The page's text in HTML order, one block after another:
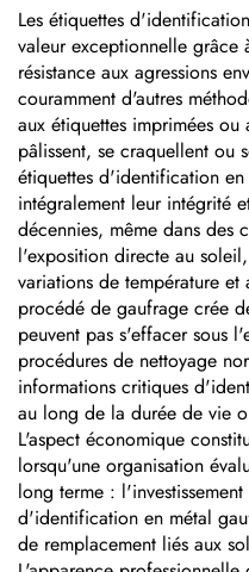
sérigraphie ou impression
offset, plaque métallique
en relief portant le nom
de la marque
Les étiquettes
valeur exceptionnelle
résistance aux agressions
couramment d'autres
aux étiquettes imprimées
pâlissent, se craquellent ou
étiquettes d'identification
intégralement leur intégrité
décennies, même dans des
l'exposition directe au
variations de température et
procédé de gaufrage crée
peuvent pas s'effacer sous
procédures de nettoyage
informations critiques
au long de la durée de vie
L'aspect économique
lorsqu'une organisation
long terme :
d'identification en métal
de remplacement liés aux